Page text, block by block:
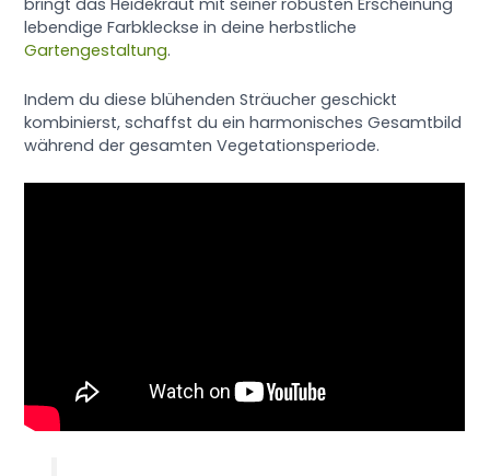
bringt das Heidekraut mit seiner robusten Erscheinung
lebendige Farbkleckse in deine herbstliche
Gartengestaltung.
Indem du diese blühenden Sträucher geschickt
kombinierst, schaffst du ein harmonisches Gesamtbild
während der gesamten Vegetationsperiode.